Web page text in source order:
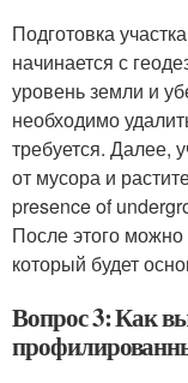
Подготовка
начинается с
уровень земли и
необходимо
требуется. Далее,
от мусора и
presence of
После этого можно
который будет
Вопрос 3: Как